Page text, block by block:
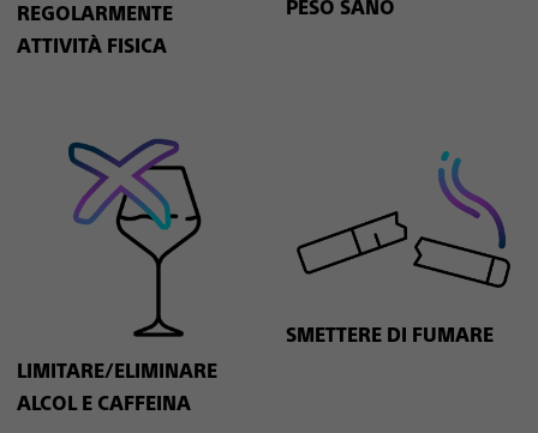
REGOLARMENTE
ATTIVITÀ FISICA
PESO SANO
LIMITARE/ELIMINARE
ALCOL E CAFFEINA
SMETTERE DI FUMARE